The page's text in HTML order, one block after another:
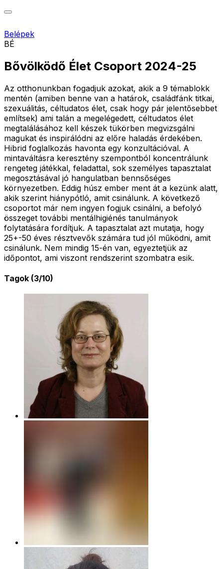
Belépek
BÉ
Bővölködő Élet Csoport 2024-25
Az otthonunkban fogadjuk azokat, akik a 9 témablokk
mentén (amiben benne van a határok, családfánk titkai,
szexuálitás, céltudatos élet, csak hogy pár jelentősebbet
említsek) ami talán a megelégedett, céltudatos élet
megtalálásához kell készek tükörben megvizsgálni
magukat és inspirálódni az előre haladás érdekében.
Hibrid foglalkozás havonta egy konzultációval. A
mintaváltásra keresztény szempontból koncentrálunk
rengeteg játékkal, feladattal, sok személyes tapasztalat
megosztásával jó hangulatban bennsőséges
környezetben. Eddig húsz ember ment át a kezünk alatt,
akik szerint hiánypótló, amit csinálunk. A következő
csoportot már nem ingyen fogjuk csinálni, a befolyó
összeget további mentálhigiénés tanulmányok
folytatására fordítjuk. A tapasztalat azt mutatja, hogy
25+-50 éves résztvevők számára tud jól működni, amit
csinálunk. Nem mindig 15-én van, egyeztetjük az
időpontot, ami viszont rendszerint szombatra esik.
Tagok (3/10)